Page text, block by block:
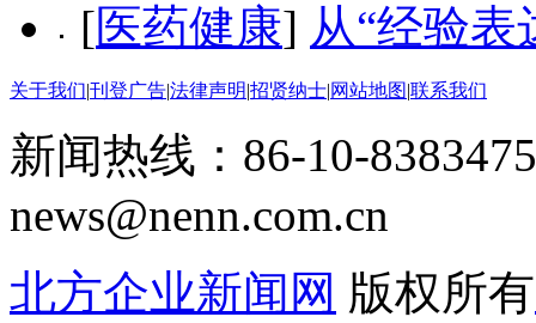
[医药健康] 从“经验表
关于我们|刊登广告|法律声明|招贤纳士|网站地图|联系我们
新闻热线：86-10-
news@nenn.com.cn
北方企业新闻网 版权所有